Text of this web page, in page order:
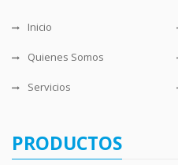
Inicio
Quienes Somos
Servicios
PRODUCTOS